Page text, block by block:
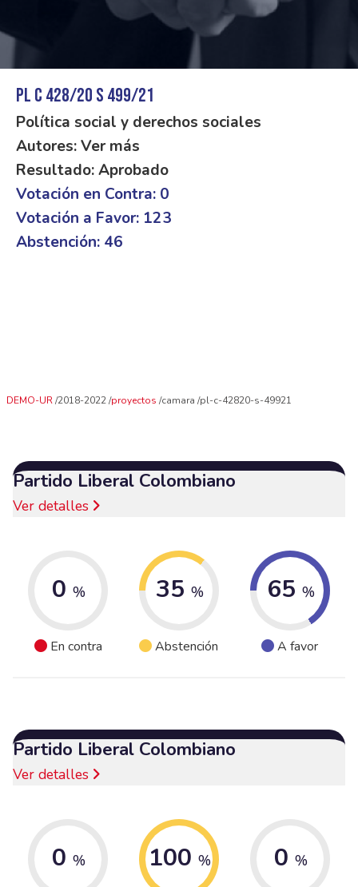
PL C 428/20 S 499/21
Política social y derechos sociales
Autores: Ver más
Resultado: Aprobado
Votación en Contra: 0
Votación a Favor: 123
Abstención: 46
DEMO-UR 2018-2022 proyectos camara pl-c-42820-s-49921
Partido Liberal Colombiano
Ver detalles
0 %
En contra
35 %
Abstención
65 %
A favor
Partido Liberal Colombiano
Ver detalles
0 % 100 % 0 %